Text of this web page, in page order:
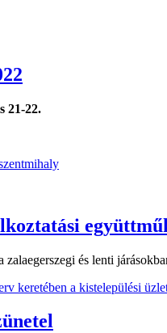
21-22.
és lenti
keretében a kistelepülési